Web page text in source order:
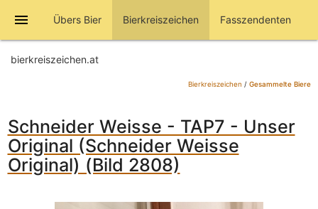
menu Übers Bier Bierkreiszeichen Fasszendenten
bierkreiszeichen.at
Bierkreiszeichen / Gesammelte Biere
Schneider Weisse - TAP7 - Unser
Original (Schneider Weisse
Original) (Bild 2808)